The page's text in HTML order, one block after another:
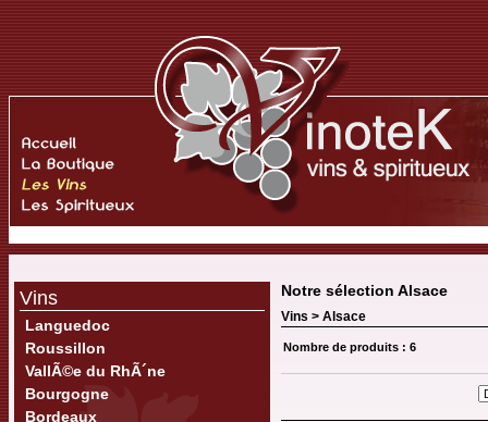
Vins
Languedoc
Roussillon
VallÃ©e du RhÃ´ne
Bourgogne
Bordeaux
Notre sélection Alsace
Vins > Alsace
Nombre de produits : 6